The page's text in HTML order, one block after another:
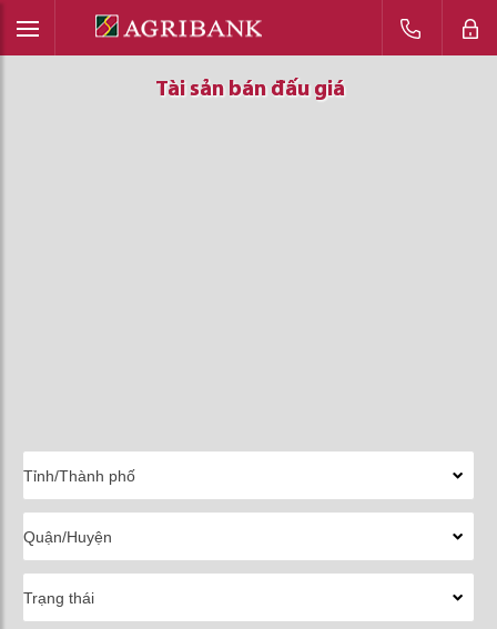
Tài sản bán đấu giá
Tài sản bán đấu giá
Tài sản bán đấu giá